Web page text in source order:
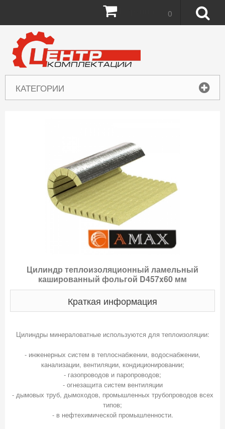
КАТЕГОРИИ
0
Цилиндр теплоизоляционный ламельный
кашированный фольгой D457x60 мм
Краткая информация
Цилиндры минераловатные используются для теплоизоляции:
- инженерных систем в теплоснабжении, водоснабжении,
канализации, вентиляции, кондиционировании;
- газопроводов и паропроводов;
- огнезащита систем вентиляции
- дымовых труб, дымоходов, промышленных трубопроводов всех
типов;
- в нефтехимической промышленности.